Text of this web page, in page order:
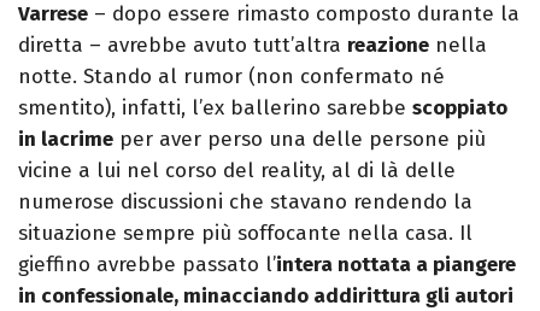
Varrese – dopo essere rimasto composto durante la
diretta – avrebbe avuto tutt’altra reazione nella
notte. Stando al rumor (non confermato né
smentito), infatti, l’ex ballerino sarebbe scoppiato
in lacrime per aver perso una delle persone più
vicine a lui nel corso del reality, al di là delle
numerose discussioni che stavano rendendo la
situazione sempre più soffocante nella casa. Il
gieffino avrebbe passato l’intera nottata a piangere
in confessionale, minacciando addirittura gli autori